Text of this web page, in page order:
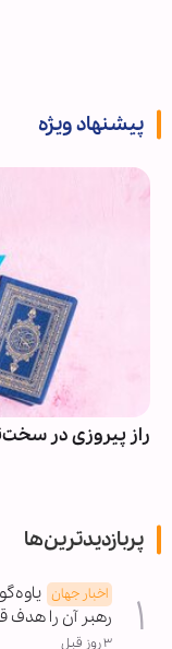
پیشنهاد ویژه
راز پیروزی در
پربازدیدترین‌ها
اخبار جهان
رهبر آن را هدف
۳ روز قبل